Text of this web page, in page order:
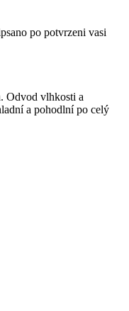
po potvrzeni vasi
Odvod vlhkosti a
a pohodlní po celý